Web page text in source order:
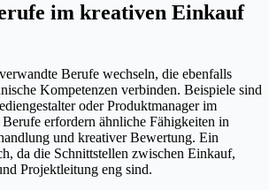
im kreativen Einkauf
Berufe wechseln, die ebenfalls
Kompetenzen verbinden. Beispiele sind
oder Produktmanager im
erfordern ähnliche Fähigkeiten in
und kreativer Bewertung. Ein
da die Schnittstellen zwischen Einkauf,
Projektleitung eng sind.